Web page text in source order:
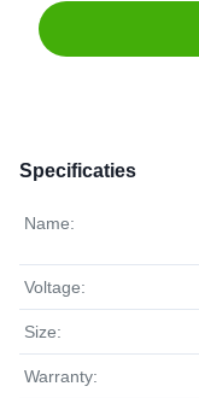
Specificaties
Name:
Voltage:
Size:
Warranty: